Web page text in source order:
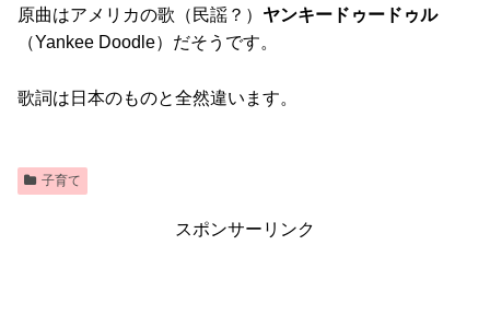
原曲はアメリカの歌（民謡？） ヤンキードゥードゥル
（Yankee Doodle）だそうです。
歌詞は日本のものと全然違います。
子育て
スポンサーリンク